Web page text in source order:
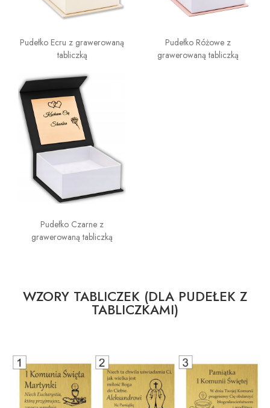
Pudełko Ecru z grawerowaną
tabliczką
Pudełko Różowe z
grawerowaną tabliczką
Pudełko Czarne z
grawerowaną tabliczką
WZORY TABLICZEK (DLA PUDEŁEK Z
TABLICZKAMI)